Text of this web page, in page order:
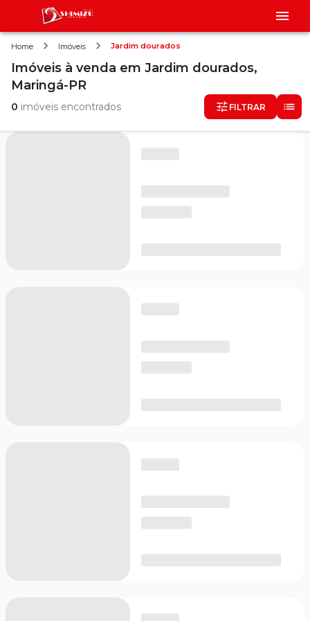
Home Imóveis Jardim dourados
Imóveis à venda em Jardim dourados,
Maringá-PR
0 imóveis encontrados FILTRAR